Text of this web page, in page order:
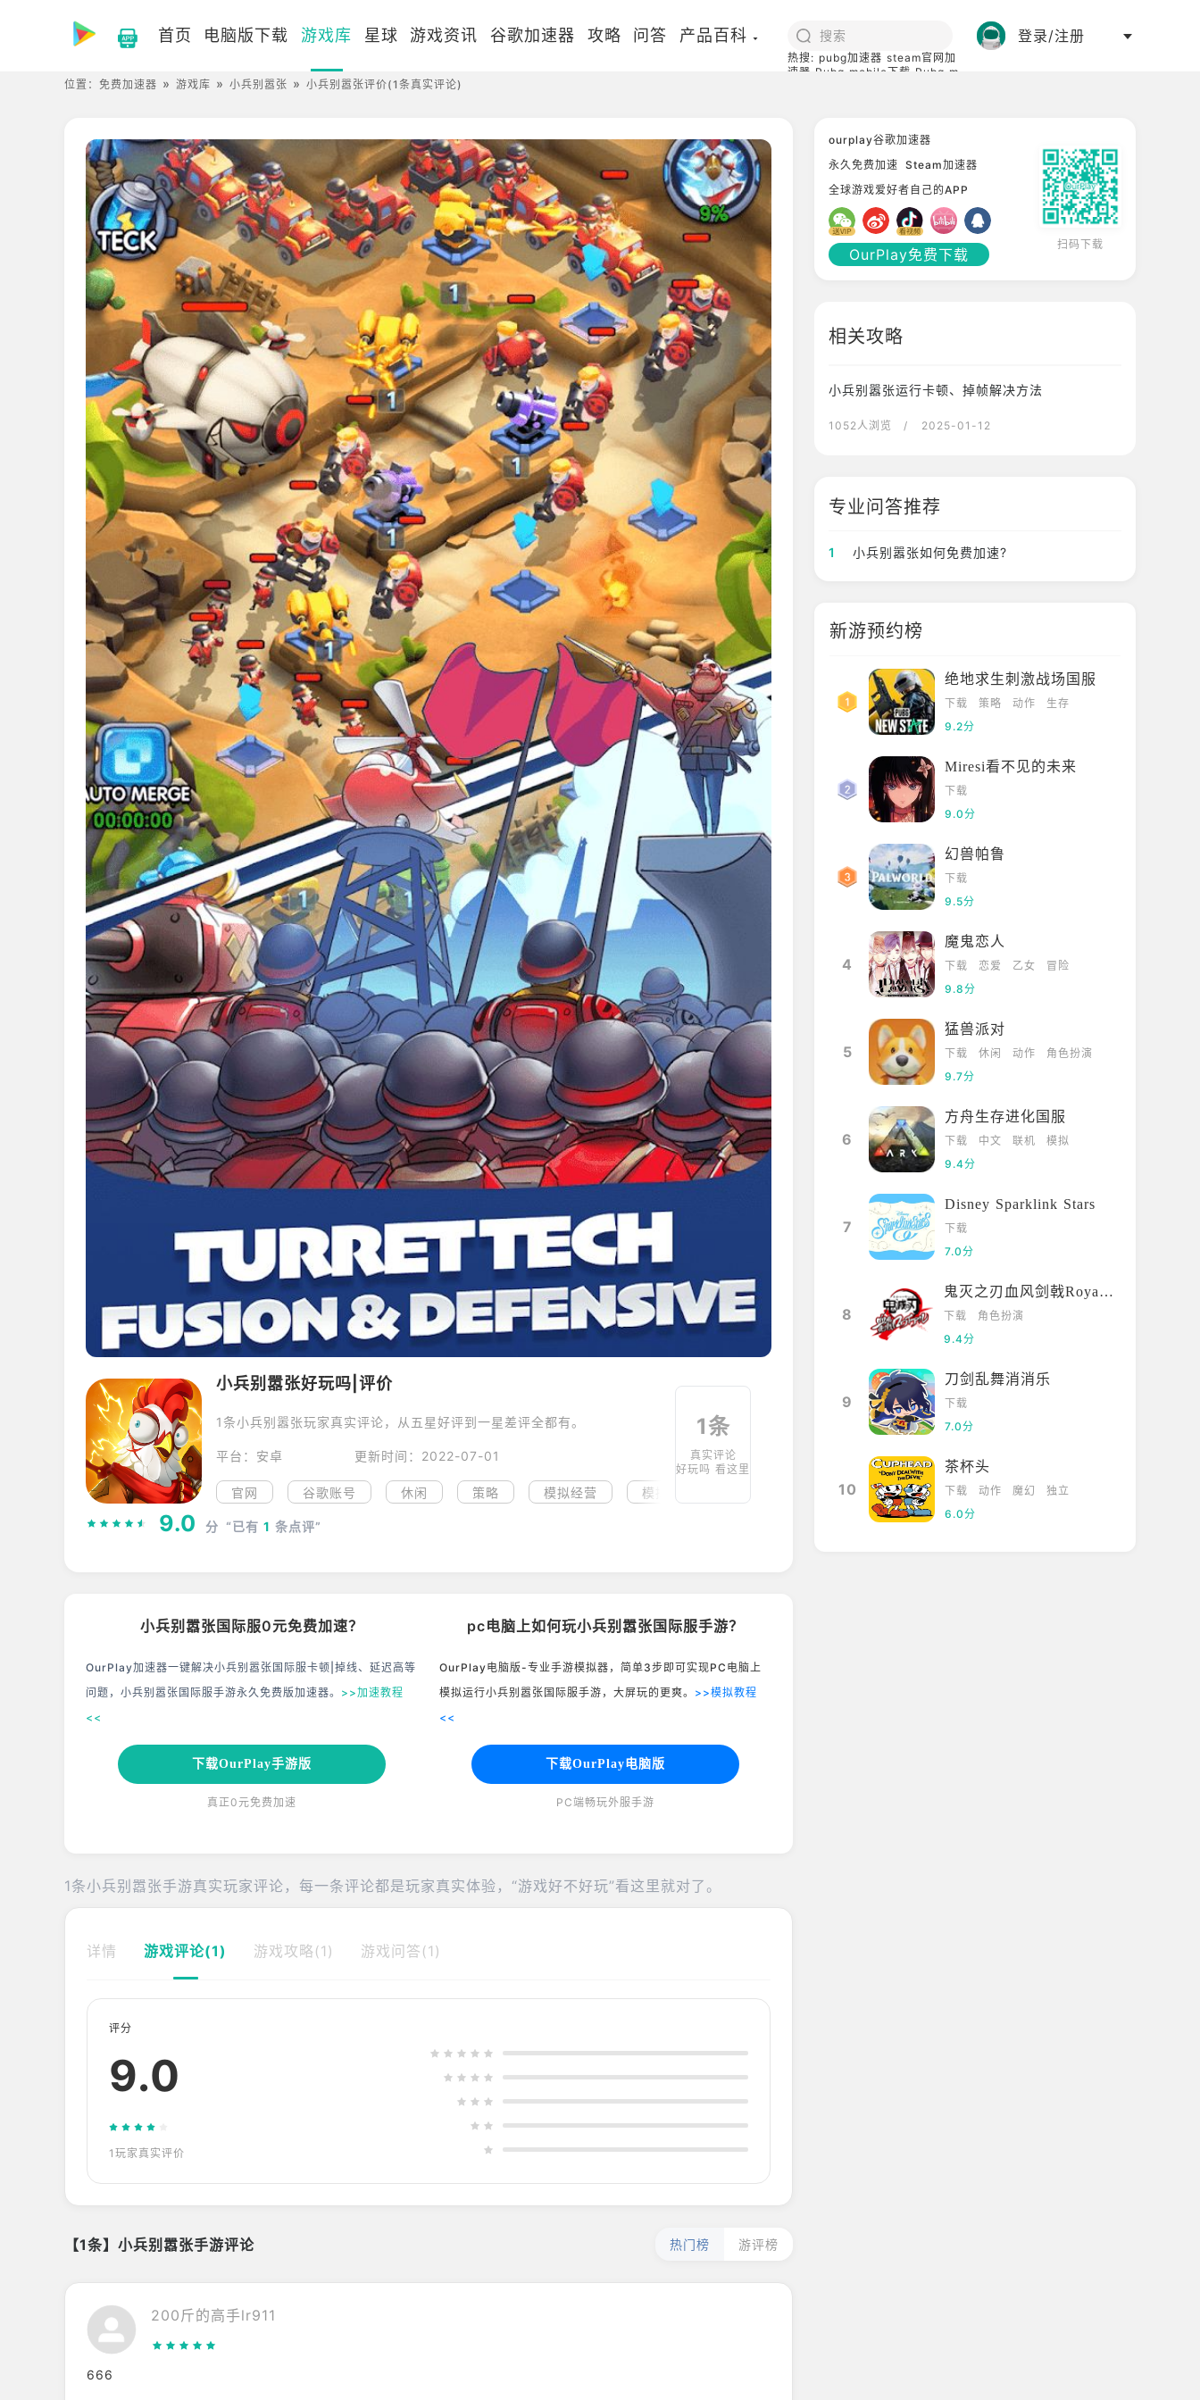
首页 电脑版下载 游戏库 星球 游戏资讯 谷歌加速器 攻略 问答 产品百科
热搜: pubg加速器 steam官网加
速器 Pubg mobile下载 Pubg m
登录/注册
位置： 免费加速器 游戏库 小兵别嚣张 小兵别嚣张评价(1条真实评论)
小兵别嚣张好玩吗|评价
1条小兵别嚣张玩家真实评论，从五星好评到一星差评全都有。
平台：安卓 更新时间：2022-07-01
官网 谷歌账号 休闲 策略 模拟经营 模拟
1条
真实评论
好玩吗 看这里
9.0 分 “已有 1 条点评”
小兵别嚣张国际服0元免费加速？
OurPlay加速器一键解决小兵别嚣张国际服卡顿|掉线、延迟高等
问题，小兵别嚣张国际服手游永久免费版加速器。 >>加速教程
<<
下载OurPlay手游版
真正0元免费加速
pc电脑上如何玩小兵别嚣张国际服手游？
OurPlay电脑版-专业手游模拟器，简单3步即可实现PC电脑上
模拟运行小兵别嚣张国际服手游，大屏玩的更爽。 >>模拟教程
<<
下载OurPlay电脑版
PC端畅玩外服手游
1条小兵别嚣张手游真实玩家评论，每一条评论都是玩家真实体验，“游戏好不好玩”看这里就对了。
详情 游戏评论(1) 游戏攻略(1) 游戏问答(1)
评分
9.0
1玩家真实评价
【1条】小兵别嚣张手游评论 热门榜 游评榜
200斤的高手lr911
666
ourplay谷歌加速器
永久免费加速 Steam加速器
全球游戏爱好者自己的APP
OurPlay免费下载
扫码下载
相关攻略
小兵别嚣张运行卡顿、掉帧解决方法
1052人浏览 / 2025-01-12
专业问答推荐
1 小兵别嚣张如何免费加速?
新游预约榜
绝地求生刺激战场国服
下载 策略 动作
生存
9.2分
Miresi看不见的未来
下载
9.0分
幻兽帕鲁
下载
9.5分
4
魔鬼恋人
下载 恋爱 乙女
冒险
9.8分
5
猛兽派对
下载 休闲 动作
角色扮演
9.7分
6
方舟生存进化国服
下载 中文 联机
模拟
9.4分
7
Disney Sparklink Stars
下载
7.0分
8
鬼灭之刃血风剑戟Royale国际服
下载
角色扮演
9.4分
9
刀剑乱舞消消乐
下载
7.0分
10
茶杯头
下载 动作 魔幻
独立
6.0分